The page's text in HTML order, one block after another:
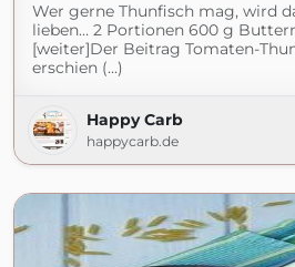
Wer gerne Thunfisch mag, wird
lieben… 2 Portionen 600 g
[weiter]Der Beitrag Tomaten-
erschien (...)
Happy Carb
happycarb.de